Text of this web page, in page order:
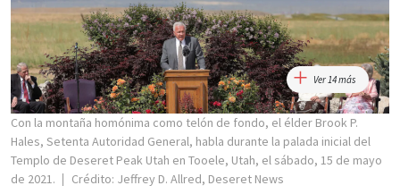
Ver 14 más
Con la montaña homónima como telón de fondo, el élder Brook P.
Hales, Setenta Autoridad General, habla durante la palada inicial del
Templo de Deseret Peak Utah en Tooele, Utah, el sábado, 15 de mayo
de 2021.
Crédito: Jeffrey D. Allred, Deseret News